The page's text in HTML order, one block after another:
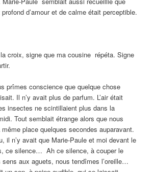
d’amour et de calme était perceptible.
croix, signe que ma cousine répéta. Signe
prîmes conscience que quelque chose
Il n’y avait plus de parfum. L’air était
insectes ne scintillaient plus dans la
Tout semblait étrange alors que nous
place quelques secondes auparavant.
il n’y avait que Marie-Paule et moi devant le
ce silence… Ah ce silence, à couper le
sens aux aguets, nous tendîmes l’oreille…